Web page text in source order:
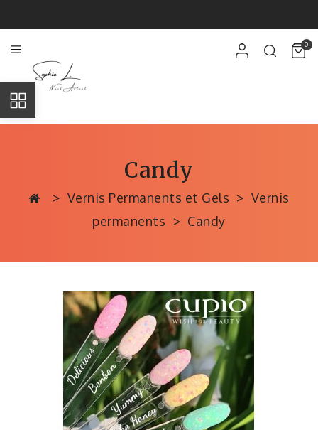
0
Candy
Vernis Permanents et Gels
Vernis
permanents
Candy